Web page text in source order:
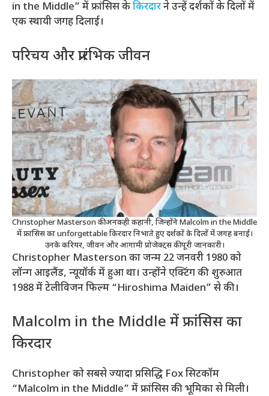
in the Middle” में फ्रांसिस केकिरदारने उन्हें दर्शकों के दिलों में
एक स्थायी जगह दिलाई।
परिचय और प्रारंभिक जीवन
Christopher Masterson की अनकही कहानी, जिन्होंने Malcolm in the Middle
में फ्रांसिस का unforgettable किरदार निभाते हुए दर्शकों के दिलों में जगह बनाई।
उनके करियर, जीवन और आगामी प्रोजेक्ट्स की पूरी जानकारी।
Christopher Masterson का जन्म 22 जनवरी 1980 को
लॉन्ग आइलैंड, न्यूयॉर्क में हुआ था। उन्होंने एक्टिंग की शुरुआत
1988 में टेलीविजन फिल्म “Hiroshima Maiden” से की।
Malcolm in the Middle में फ्रांसिस का
किरदार
Christopher को सबसे ज्यादा प्रसिद्धि Fox सिटकॉम
“Malcolm in the Middle” में फ्रांसिस की भूमिका से मिली।